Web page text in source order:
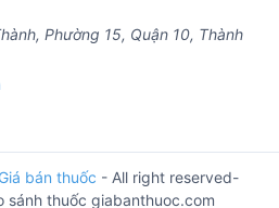
Phường 15, Quận 10, Thành
Giá bán thuốc - All right reserved-
sánh thuốc giabanthuoc.com